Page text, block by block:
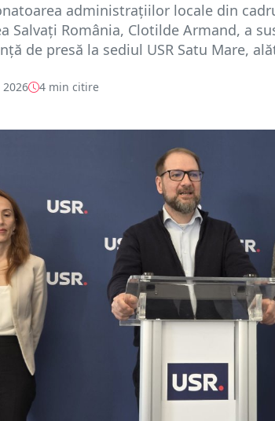
administrațiilor locale din
Salvați România, Clotilde Armand, a
de presă la sediul USR Satu Mare,
4 min citire